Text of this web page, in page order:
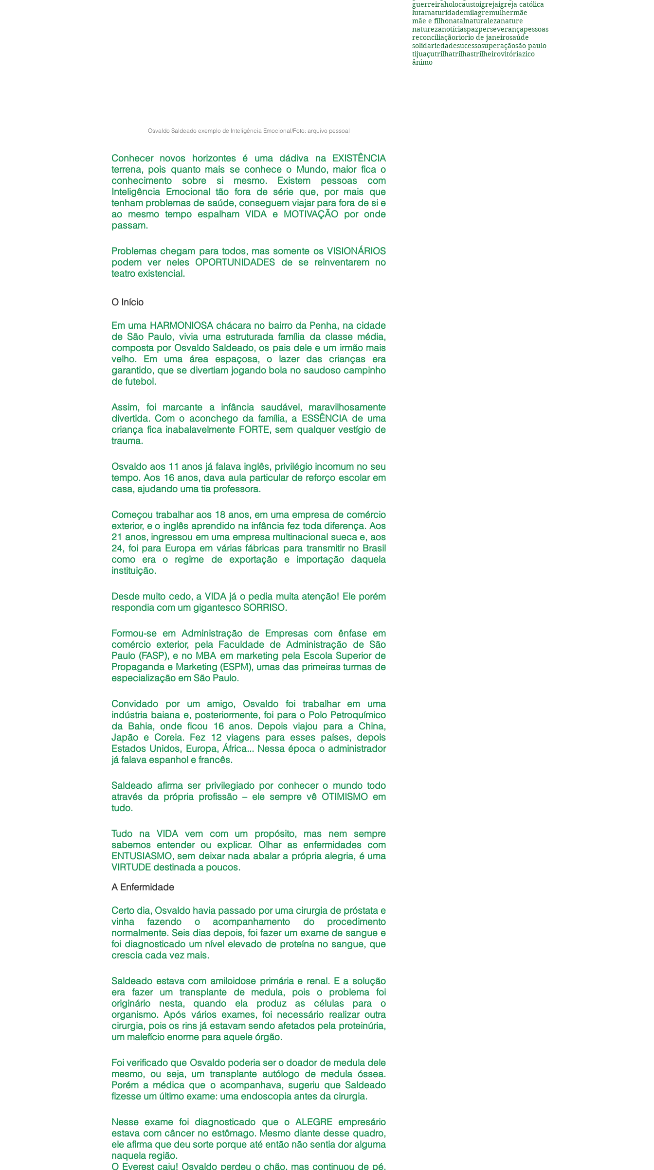
Osvaldo Saldeado exemplo de Inteligência Emocional/Foto: arquivo pessoal
Conhecer novos horizontes é uma dádiva na EXISTÊNCIA
terrena, pois quanto mais se conhece o Mundo, maior fica o
conhecimento sobre si mesmo. Existem pessoas com
Inteligência Emocional tão fora de série que, por mais que
tenham problemas de saúde, conseguem viajar para fora de si e
ao mesmo tempo espalham VIDA e MOTIVAÇÃO por onde
passam.
Problemas chegam para todos, mas somente os VISIONÁRIOS
podem ver neles OPORTUNIDADES de se reinventarem no
teatro existencial.
O Início
Em uma HARMONIOSA chácara no bairro da Penha, na cidade
de São Paulo, vivia uma estruturada família da classe média,
composta por Osvaldo Saldeado, os pais dele e um irmão mais
velho. Em uma área espaçosa, o lazer das crianças era
garantido, que se divertiam jogando bola no saudoso campinho
de futebol.
Assim, foi marcante a infância saudável, maravilhosamente
divertida. Com o aconchego da família, a ESSÊNCIA de uma
criança fica inabalavelmente FORTE, sem qualquer vestígio de
trauma.
Osvaldo aos 11 anos já falava inglês, privilégio incomum no seu
tempo. Aos 16 anos, dava aula particular de reforço escolar em
casa, ajudando uma tia professora.
Começou trabalhar aos 18 anos, em uma empresa de comércio
exterior, e o inglês aprendido na infância fez toda diferença. Aos
21 anos, ingressou em uma empresa multinacional sueca e, aos
24, foi para Europa em várias fábricas para transmitir no Brasil
como era o regime de exportação e importação daquela
instituição.
Desde muito cedo, a VIDA já o pedia muita atenção! Ele porém
respondia com um gigantesco SORRISO.
Formou-se em Administração de Empresas com ênfase em
comércio exterior, pela Faculdade de Administração de São
Paulo (FASP), e no MBA em marketing pela Escola Superior de
Propaganda e Marketing (ESPM), umas das primeiras turmas de
especialização em São Paulo.
Convidado por um amigo, Osvaldo foi trabalhar em uma
indústria baiana e, posteriormente, foi para o Polo Petroquímico
da Bahia, onde ficou 16 anos. Depois viajou para a China,
Japão e Coreia. Fez 12 viagens para esses países, depois
Estados Unidos, Europa, África... Nessa época o administrador
já falava espanhol e francês.
Saldeado afirma ser privilegiado por conhecer o mundo todo
através da própria profissão – ele sempre vê OTIMISMO em
tudo.
Tudo na VIDA vem com um propósito, mas nem sempre
sabemos entender ou explicar. Olhar as enfermidades com
ENTUSIASMO, sem deixar nada abalar a própria alegria, é uma
VIRTUDE destinada a poucos.
A Enfermidade
Certo dia, Osvaldo havia passado por uma cirurgia de próstata e
vinha fazendo o acompanhamento do procedimento
normalmente. Seis dias depois, foi fazer um exame de sangue e
foi diagnosticado um nível elevado de proteína no sangue, que
crescia cada vez mais.
Saldeado estava com amiloidose primária e renal. E a solução
era fazer um transplante de medula, pois o problema foi
originário nesta, quando ela produz as células para o
organismo. Após vários exames, foi necessário realizar outra
cirurgia, pois os rins já estavam sendo afetados pela proteinúria,
um malefício enorme para aquele órgão.
Foi verificado que Osvaldo poderia ser o doador de medula dele
mesmo, ou seja, um transplante autólogo de medula óssea.
Porém a médica que o acompanhava, sugeriu que Saldeado
fizesse um último exame: uma endoscopia antes da cirurgia.
Nesse exame foi diagnosticado que o ALEGRE empresário
estava com câncer no estômago. Mesmo diante desse quadro,
ele afirma que deu sorte porque até então não sentia dor alguma
naquela região.
O Everest caiu! Osvaldo perdeu o chão, mas continuou de pé,
guerreiraholocaustoigrejaigreja católica
lutamaturidademilagremulhermãe
mãe e filhonatalnaturalezanature
naturezanotíciaspazperseverançapessoas
reconciliaçãoriorio de janeirosaúde
solidariedadesucessosuperaçãosão paulo
tijuaçutrilhatrilhastrilheirovitóriazico
ânimo